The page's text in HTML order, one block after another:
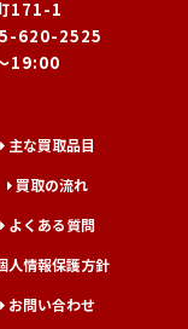
171-1
620-2525
19:00
主な買取品目
買取の流れ
よくある質問
人情報保護方針
お問い合わせ